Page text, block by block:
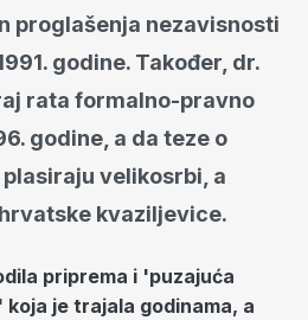
proglašenja nezavisnosti
godine. Također, dr.
rata formalno-pravno
godine, a da teze o
plasiraju velikosrbi, a
kvaziljevice.
priprema i 'puzajuća
je trajala godinama, a